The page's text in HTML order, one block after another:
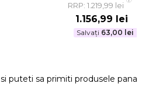
1.156,99 lei
Salvați 63,00 lei
RRP: 1.219,99 lei
si puteti sa primiti produsele pana